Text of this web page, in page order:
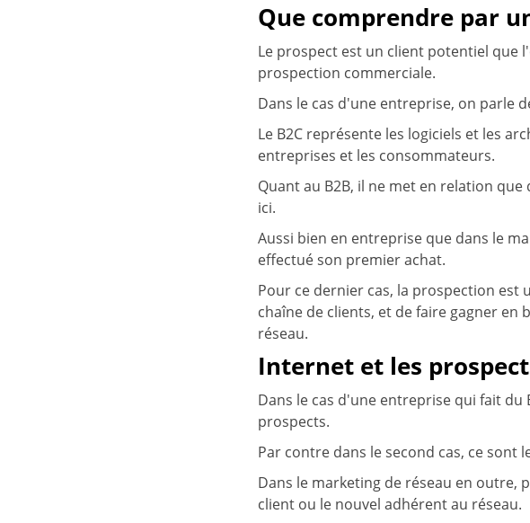
Que comprendre par
Le prospect est un client potentiel que
prospection commerciale.
Dans le cas d'une entreprise, on parle
Le B2C représente les logiciels et les
entreprises et les consommateurs.
Quant au B2B, il ne met en relation
ici.
Aussi bien en entreprise que dans le
effectué son premier achat.
Pour ce dernier cas, la prospection est
chaîne de clients, et de faire gagner
réseau.
Internet et les
Dans le cas d'une entreprise qui fait
prospects.
Par contre dans le second cas, ce sont
Dans le marketing de réseau en
client ou le nouvel adhérent au réseau.